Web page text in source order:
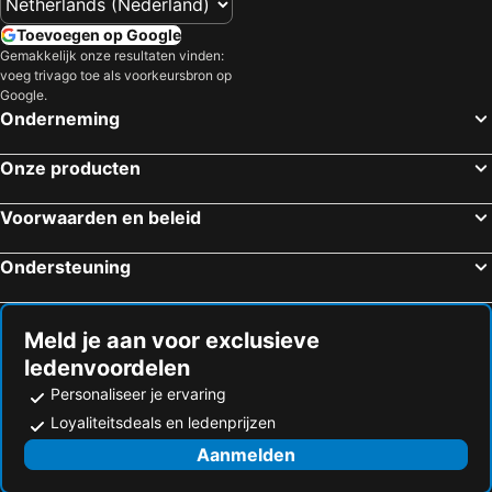
Aaltine 2
Niermann
Groningen, Groningen Hotels
Nijmegen, Gelderland Hotels
Apeldoorn, Gelderland Hotels
Amersfoort, Utrecht Hotels
Maastricht, Limburg Hotels
Den Haag, Zuid-Holland Hotels
Valkenburg, Limburg Hotels
Noordwijk, Zuid-Holland Hotels
Toevoegen op Google
Gemakkelijk onze resultaten vinden:
voeg trivago toe als voorkeursbron op
Google.
Onderneming
Onze producten
Voorwaarden en beleid
Ondersteuning
Meld je aan voor exclusieve
ledenvoordelen
Personaliseer je ervaring
Loyaliteitsdeals en ledenprijzen
Aanmelden